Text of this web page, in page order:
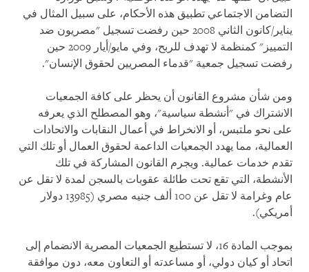
التضامن الاجتماعي تطبيق هذه الأحكام، على سبيل المثال في
يناير/كانون الثاني 2008 حين رفضت تسجيل "مصريون ضد
التمييز" كمنظمة لا تهدف للربح، وفي مايو/أيار 2009 حين
رفضت تسجيل جمعية "قدماء المصريين لحقوق الإنسان".
ومن شأن مشروع القانون أن يحظر على كافة الجمعيات
الاشتراك في "أنشطة سياسية"، وهو المصطلح الذي يعرفه
على نحو ملتبس، أو الانخراط في أعمال النقابات والاتحادات
العمالية، مما يهدد الجمعيات الداعمة لحقوق العمال أو تلك التي
تقدم خدمات عمالية. ويجرم القانون المشاركة في تلك
الأنشطة، التي تقع تحت طائلة عقوبات بالسجن لمدة لا تقل عن
عام وغرامة لا تقل عن 100 ألف جنيه مصري (13985 دولار
أمريكي).
بموجب المادة 16، لا تستطيع الجمعيات المصرية الانضمام إلى
اتحاد أو كيان دولي، أو مساعدته أو التعاون معه، دون موافقة